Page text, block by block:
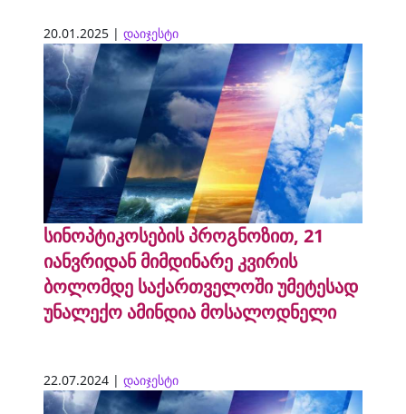
20.01.2025 | დაიჯესტი
სინოპტიკოსების პროგნოზით, 21
იანვრიდან მიმდინარე კვირის
ბოლომდე საქართველოში უმეტესად
უნალექო ამინდია მოსალოდნელი
22.07.2024 | დაიჯესტი